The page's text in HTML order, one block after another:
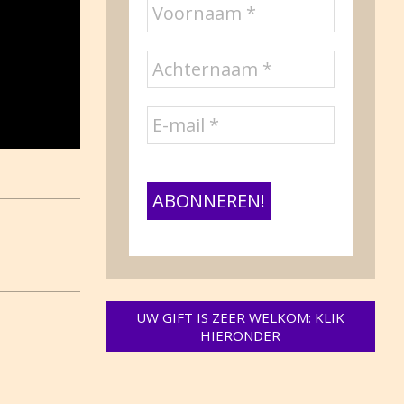
UW GIFT IS ZEER WELKOM: KLIK
HIERONDER